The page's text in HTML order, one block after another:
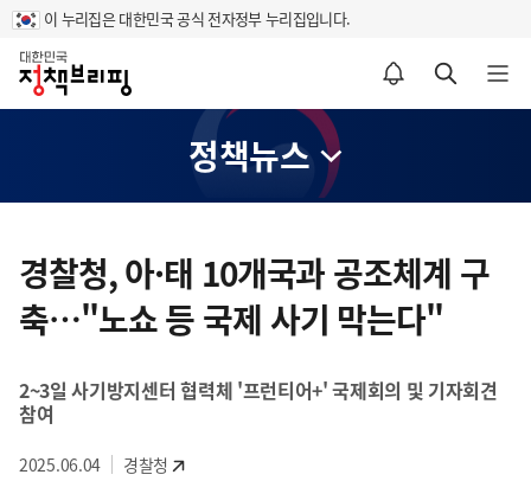
이 누리집은 대한민국 공식 전자정부 누리집입니다.
홈
알림설정 바로가기 검색 바로가기 메뉴 열기
정책뉴스
텐
츠
영
경찰청, 아·태 10개국과 공조체계 구
축…"노쇼 등 국제 사기 막는다"
2~3일 사기방지센터 협력체 '프런티어+' 국제회의 및 기자회견
참여
2025.06.04 경찰청